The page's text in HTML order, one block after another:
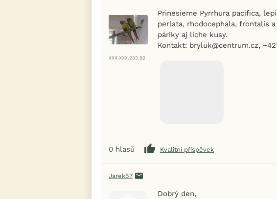
XXX.XXX.233.92
Prinesieme Pyrrhura pacifica,
perlata, rhodocephala, frontalis
páriky aj liche kusy.
Kontakt: bryluk@centrum.cz,
0 hlasů Kvalitní příspěvek
Jarek57
Dobrý den,